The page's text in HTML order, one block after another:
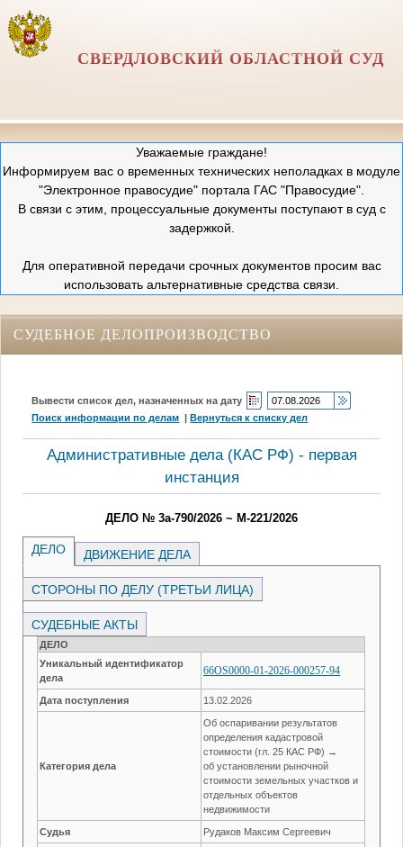
СВЕРДЛОВСКИЙ ОБЛАСТНОЙ СУД
Уважаемые граждане!
Информируем вас о временных технических неполадках в модуле
"Электронное правосудие" портала ГАС "Правосудие".
В связи с этим, процессуальные документы поступают в суд с
задержкой.
Для оперативной передачи срочных документов просим вас
использовать альтернативные средства связи.
СУДЕБНОЕ ДЕЛОПРОИЗВОДСТВО
Вывести список дел, назначенных на дату
Поиск информации по делам |Вернуться к списку дел
Административные дела (КАC РФ) - первая
инстанция
ДЕЛО № 3а-790/2026 ~ М-221/2026
ДЕЛО ДВИЖЕНИЕ ДЕЛА
СТОРОНЫ ПО ДЕЛУ (ТРЕТЬИ ЛИЦА)
СУДЕБНЫЕ АКТЫ
ДЕЛО
Уникальный идентификатор
дела
66OS0000-01-2026-000257-94
Дата поступления 13.02.2026
Категория дела
Об оспаривании результатов
определения кадастровой
стоимости (гл. 25 КАС РФ) →
об установлении рыночной
стоимости земельных участков и
отдельных объектов
недвижимости
Судья Рудаков Максим Сергеевич